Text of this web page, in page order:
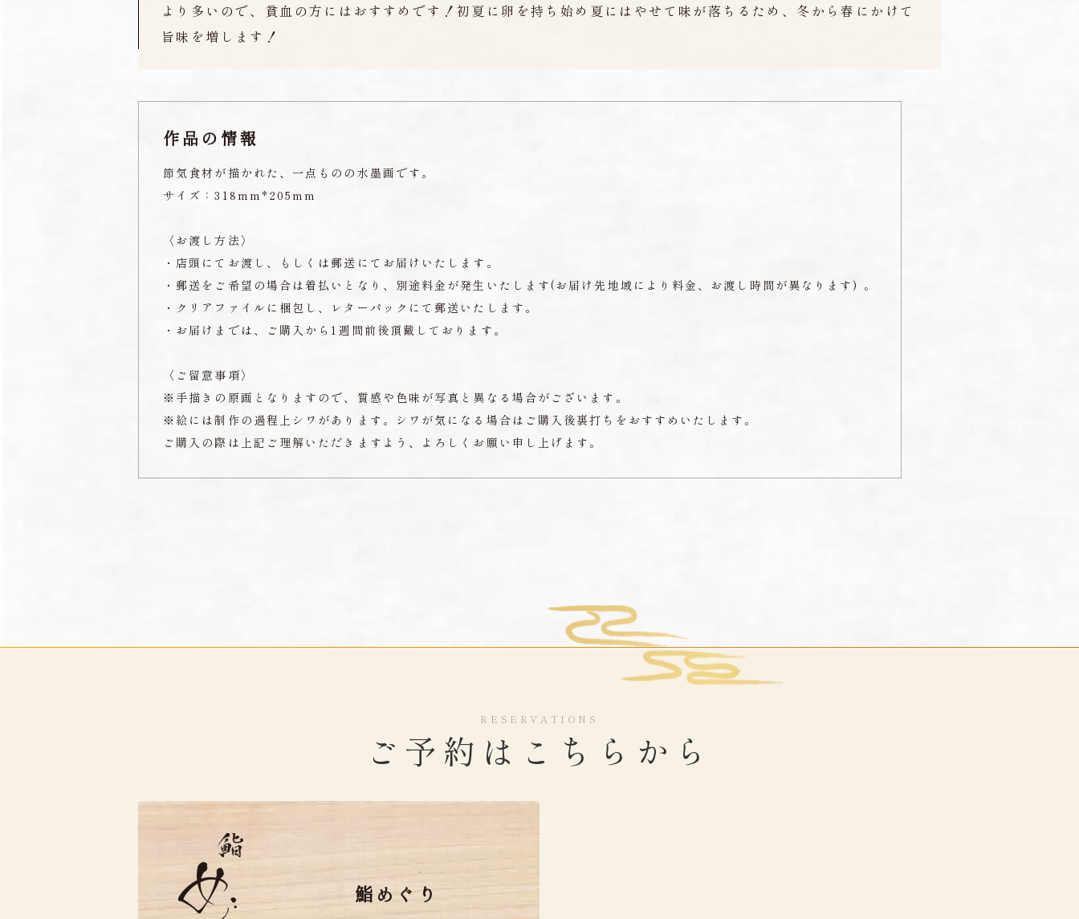
より多いので、貧血の方にはおすすめです！初夏に卵を持ち始め夏にはやせて味が落ちるため、冬から春にかけて
旨味を増します！
作品の情報
節気食材が描かれた、一点ものの水墨画です。
サイズ：318mm*205mm
〈お渡し方法〉
・店頭にてお渡し、もしくは郵送にてお届けいたします。
・郵送をご希望の場合は着払いとなり、別途料金が発生いたします(お届け先地域により料金、お渡し時間が異なります) 。
・クリアファイルに梱包し、レターパックにて郵送いたします。
・お届けまでは、ご購入から1週間前後頂戴しております。
〈ご留意事項〉
※手描きの原画となりますので、質感や色味が写真と異なる場合がございます。
※絵には制作の過程上シワがあります。シワが気になる場合はご購入後裏打ちをおすすめいたします。
ご購入の際は上記ご理解いただきますよう、よろしくお願い申し上げます。
RESERVATIONS
ご予約はこちらから
鮨めぐり